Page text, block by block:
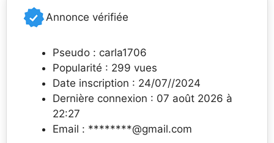
Annonce vérifiée
Pseudo : carla1706
Popularité : 299 vues
Date inscription : 24/07//2024
Dernière connexion : 07 août 2026 à
22:27
Email : ********@gmail.com